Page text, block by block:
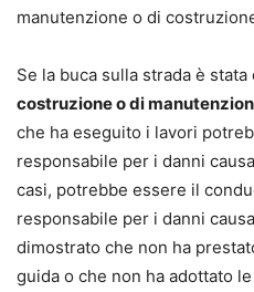
manutenzione o di
Se la buca sulla strada è stata
costruzione o di
che ha eseguito i lavori
responsabile per i danni
casi, potrebbe essere il
responsabile per i danni
dimostrato che non ha
guida o che non ha adottato